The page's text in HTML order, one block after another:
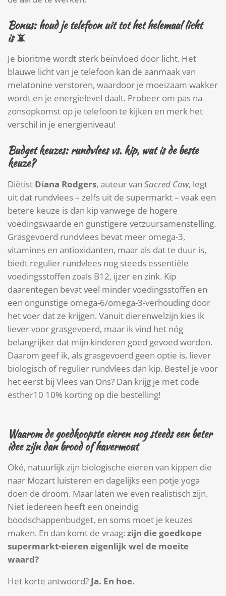
Bonus: houd je telefoon uit tot het helemaal licht
is📵
Je bioritme wordt sterk beïnvloed door licht. Het
blauwe licht van je telefoon kan de aanmaak van
melatonine verstoren, waardoor je moeizaam wakker
wordt en je energielevel daalt. Probeer om pas na
zonsopkomst op je telefoon te kijken en merk het
verschil in je energieniveau!
Budget keuzes: rundvlees vs. kip, wat is de beste
keuze?
Diëtist Diana Rodgers, auteur van Sacred Cow, legt
uit dat rundvlees – zelfs uit de supermarkt – vaak een
betere keuze is dan kip vanwege de hogere
voedingswaarde en gunstigere vetzuursamenstelling.
Grasgevoerd rundvlees bevat meer omega-3,
vitamines en antioxidanten, maar als dat te duur is,
biedt regulier rundvlees nog steeds essentiële
voedingsstoffen zoals B12, ijzer en zink. Kip
daarentegen bevat veel minder voedingsstoffen en
een ongunstige omega-6/omega-3-verhouding door
het voer dat ze krijgen. Vanuit dierenwelzijn kies ik
liever voor grasgevoerd, maar ik vind het nóg
belangrijker dat mijn kinderen goed gevoed worden.
Daarom geef ik, als grasgevoerd geen optie is, liever
biologisch of regulier rundvlees dan kip. Bestel je voor
het eerst bij Vlees van Ons? Dan krijg je met code
esther10 10% korting op die bestelling!
Waarom de goedkoopste eieren nog steeds een beter
idee zijn dan brood of havermout
Oké, natuurlijk zijn biologische eieren van kippen die
naar Mozart luisteren en dagelijks een potje yoga
doen de droom. Maar laten we even realistisch zijn.
Niet iedereen heeft een oneindig
boodschappenbudget, en soms moet je keuzes
maken. En dan komt de vraag: zijn die goedkope
supermarkt-eieren eigenlijk wel de moeite
waard?
Het korte antwoord? Ja. En hoe.